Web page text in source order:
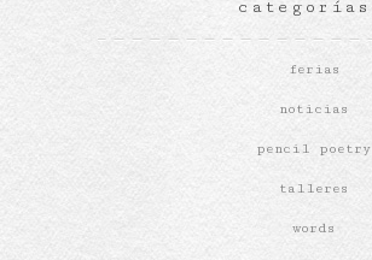
categorías
ferias
noticias
pencil poetry
talleres
words